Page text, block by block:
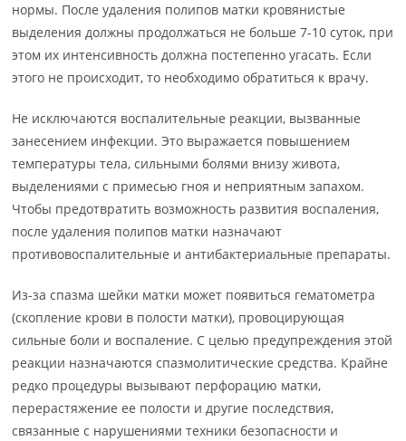
нормы. После удаления полипов матки кровянистые
выделения должны продолжаться не больше 7-10 суток, при
этом их интенсивность должна постепенно угасать. Если
этого не происходит, то необходимо обратиться к врачу.
Не исключаются воспалительные реакции, вызванные
занесением инфекции. Это выражается повышением
температуры тела, сильными болями внизу живота,
выделениями с примесью гноя и неприятным запахом.
Чтобы предотвратить возможность развития воспаления,
после удаления полипов матки назначают
противовоспалительные и антибактериальные препараты.
Из-за спазма шейки матки может появиться гематометра
(скопление крови в полости матки), провоцирующая
сильные боли и воспаление. С целью предупреждения этой
реакции назначаются спазмолитические средства. Крайне
редко процедуры вызывают перфорацию матки,
перерастяжение ее полости и другие последствия,
связанные с нарушениями техники безопасности и